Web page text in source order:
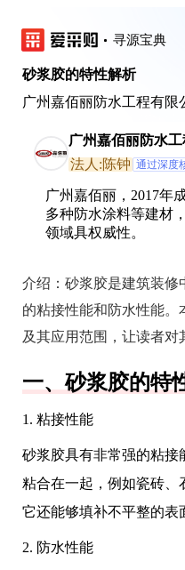
寻源宝典
砂浆胶的特性解析
广州嘉佰丽防水工程有限
广州嘉佰丽防水工
法人:陈钟 通过深度
广州嘉佰丽，2017年
多种防水涂料等建材
领域具权威性。
介绍： 砂浆胶是建筑装修
的粘接性能和防水性能。
及其应用范围，让读者对
一、砂浆胶的特
1. 粘接性能
砂浆胶具有非常强的粘接
粘合在一起，例如瓷砖、
它还能够填补不平整的表
2. 防水性能